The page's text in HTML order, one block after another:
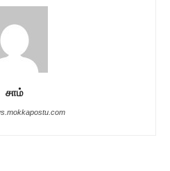
சாம்